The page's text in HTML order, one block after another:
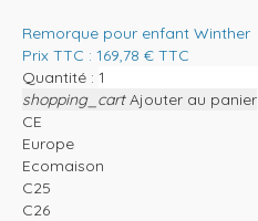
Remorque pour enfant Winther
Prix TTC : 169,78 € TTC
Quantité :
shopping_cart Ajouter au panier
CE
Europe
Ecomaison
C25
C26